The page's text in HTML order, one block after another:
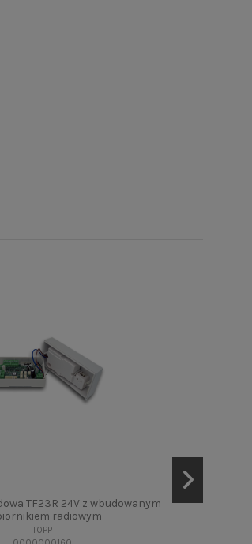
TF23R 24V z wbudowanym
radiowym
TOPP